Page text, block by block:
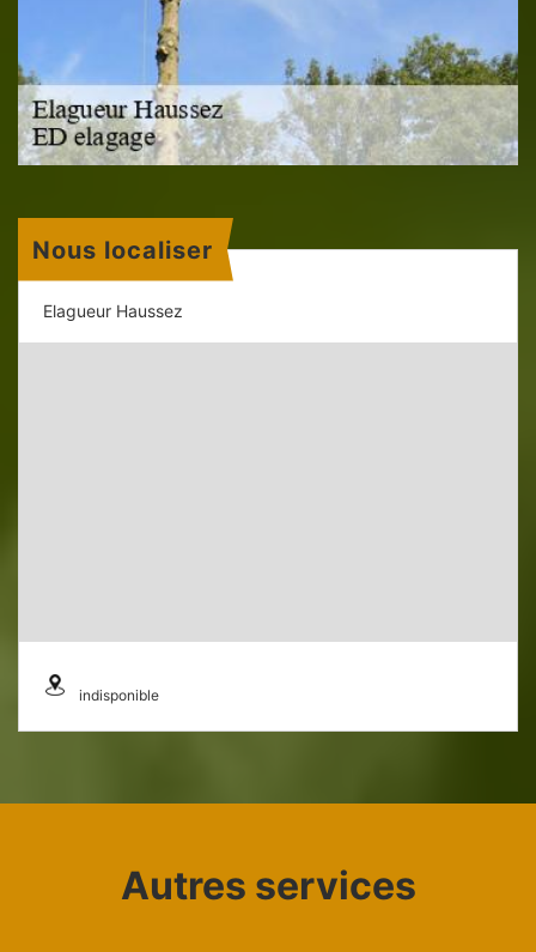
Nous localiser
Elagueur Haussez
indisponible
Autres services